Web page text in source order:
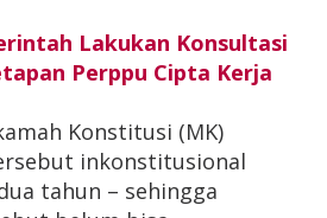
Lakukan Konsultasi
Perppu Cipta Kerja
Konstitusi (MK)
inkonstitusional
tahun – sehingga